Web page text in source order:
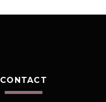
CONTACT